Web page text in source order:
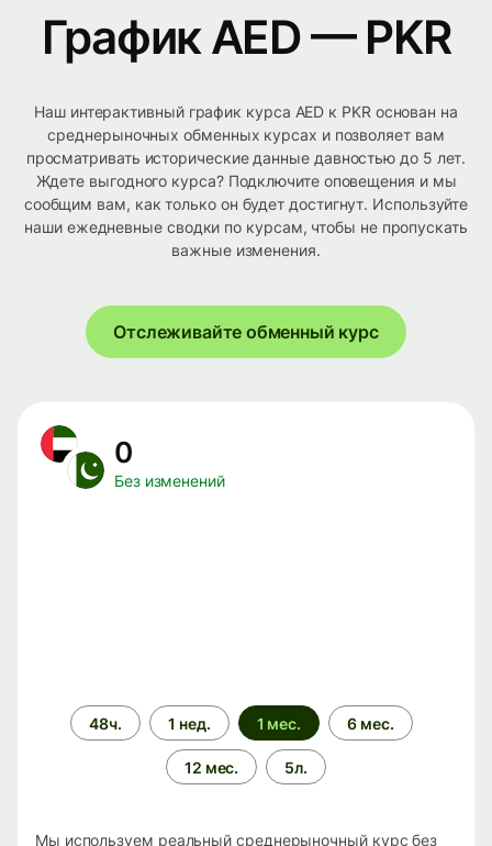
График AED — PKR
Наш интерактивный график курса AED к PKR основан на
среднерыночных обменных курсах и позволяет вам
просматривать исторические данные давностью до 5 лет.
Ждете выгодного курса? Подключите оповещения и мы
сообщим вам, как только он будет достигнут. Используйте
наши ежедневные сводки по курсам, чтобы не пропускать
важные изменения.
Отслеживайте обменный курс
0
Без изменений
Период
времени
48ч. 1 нед. 1 мес. 6 мес.
12 мес. 5л.
Мы используем реальный среднерыночный курс без